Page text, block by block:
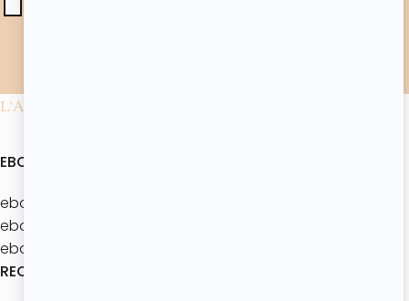
L'ATELIER DE ROXANE
EBOOKS
ebook : Batch’Goûters Les bases
ebook : Mes 40 recettes d’été
ebook : Les brunchs d'été
RECETTES